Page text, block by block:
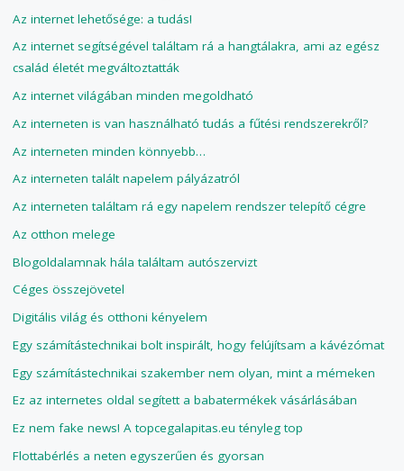
Az internet lehetősége: a tudás!
Az internet segítségével találtam rá a hangtálakra, ami az egész
család életét megváltoztatták
Az internet világában minden megoldható
Az interneten is van használható tudás a fűtési rendszerekről?
Az interneten minden könnyebb…
Az interneten talált napelem pályázatról
Az interneten találtam rá egy napelem rendszer telepítő cégre
Az otthon melege
Blogoldalamnak hála találtam autószervizt
Céges összejövetel
Digitális világ és otthoni kényelem
Egy számítástechnikai bolt inspirált, hogy felújítsam a kávézómat
Egy számítástechnikai szakember nem olyan, mint a mémeken
Ez az internetes oldal segített a babatermékek vásárlásában
Ez nem fake news! A topcegalapitas.eu tényleg top
Flottabérlés a neten egyszerűen és gyorsan